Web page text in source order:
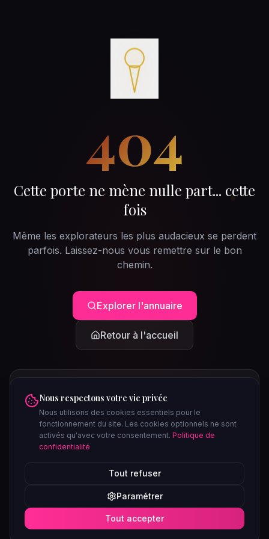
404
Cette porte ne mène nulle part... cette
fois
Même les explorateurs les plus audacieux se perdent
parfois. Laissez-nous vous remettre sur le bon
chemin.
Explorer l'annuaire
Retour à l'accueil
Soirées ce week-end
Nous respectons votre vie privée
Nous utilisons des cookies essentiels pour le
fonctionnement du site. Les cookies optionnels ne sont
activés qu'avec votre consentement. Politique de
confidentialité
Tout refuser
Paramétrer
Tout accepter